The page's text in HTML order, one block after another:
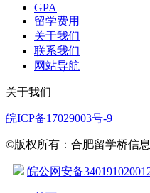
GPA
留学费用
关于我们
联系我们
网站导航
关于我们
皖ICP备17029003号-9
©版权所有：合肥留学桥信
皖公网安备